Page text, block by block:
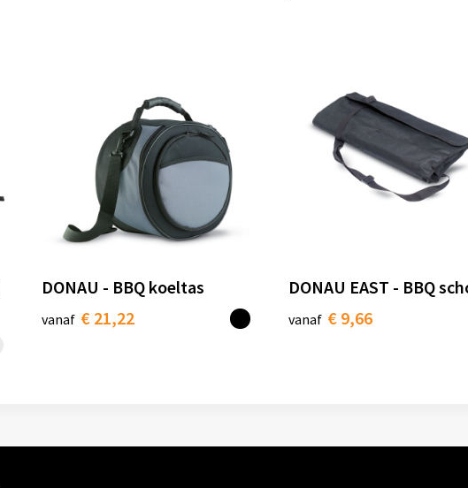
DONAU - BBQ koeltas
vanaf € 21,22
DONAU EAST - BBQ
vanaf € 9,66